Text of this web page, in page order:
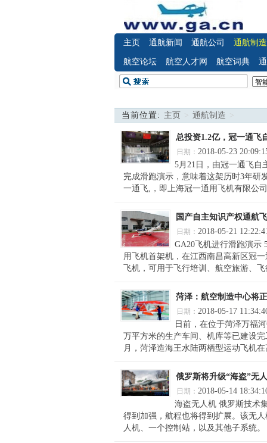
主页 通航新闻 通航公司 通航制造
航空论坛 航空人才网 航空词典
当前位置: 主页 > 通航制造 >
总投资1.2亿，冠一通飞
日期： 2018-05-23
5月21日，由冠一通飞自
完成滑跑演示，意味着这架历时3年研
一通飞,，即上海冠一通用飞机有限公
国产自主知识产权通航
日期： 2018-05-21
GA20飞机进行滑跑演示
用飞机首架机，在江西南昌高新区冠
飞机，可用于飞行培训、航空旅游、
菏泽：航空制造中心将
日期： 2018-05-17
日前，在位于菏泽万福
万平方米的生产车间、机库等已建设
月，菏泽造海王水陆两栖型运动飞机
俄罗斯将升级“海盗”无
日期： 2018-05-14
海盗无人机 俄罗斯技术
得到加强，航程也将得到扩展。该无
人机、一个控制站，以及其他子系统